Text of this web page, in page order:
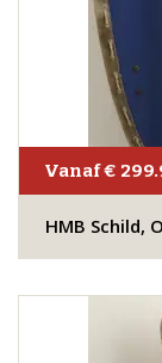
Vanaf €
HMB Schild,